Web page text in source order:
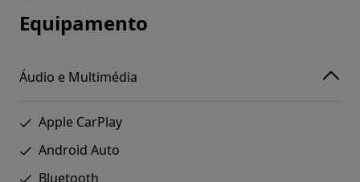
Equipamento
Áudio e Multimédia
Apple CarPlay
Android Auto
Bluetooth